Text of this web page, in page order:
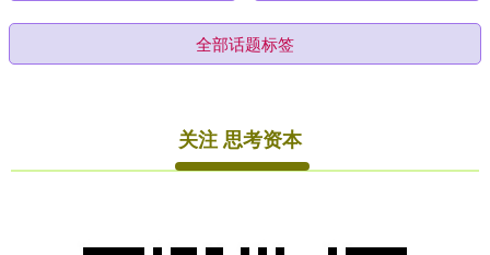
全部话题标签
关注 思考资本